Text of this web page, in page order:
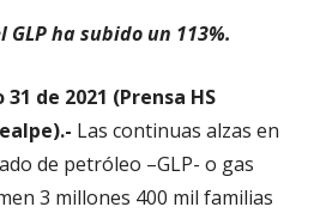
GLP ha subido un 113%.
de 2021 (Prensa HS
Las continuas alzas en
de petróleo –GLP- o gas
3 millones 400 mil familias